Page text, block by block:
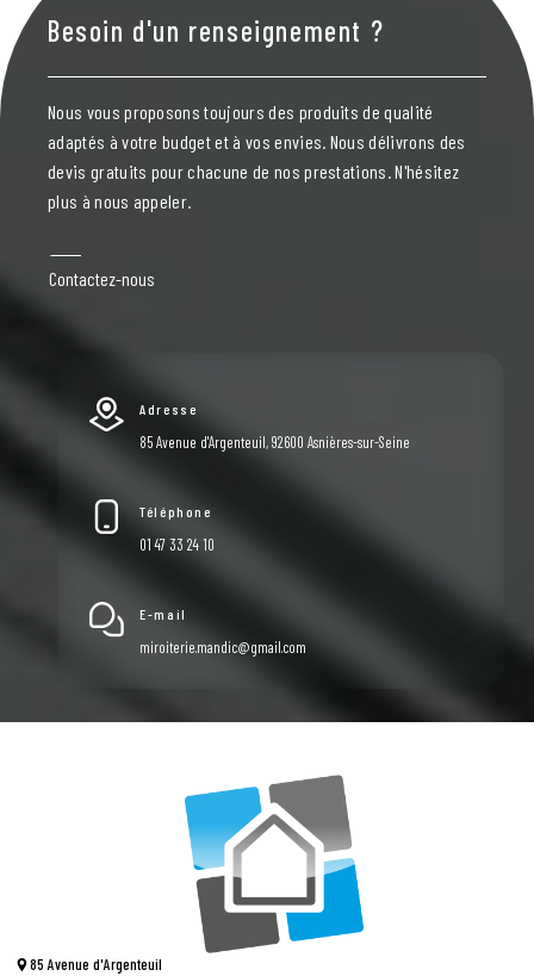
Besoin d'un renseignement ?
Nous vous proposons toujours des produits de qualité
adaptés à votre budget et à vos envies. Nous délivrons des
devis gratuits pour chacune de nos prestations. N'hésitez
plus à nous appeler.
Contactez-nous
Adresse
85 Avenue d'Argenteuil, 92600 Asnières-sur-Seine
Téléphone
01 47 33 24 10
E-mail
miroiterie.mandic@gmail.com
85 Avenue d'Argenteuil